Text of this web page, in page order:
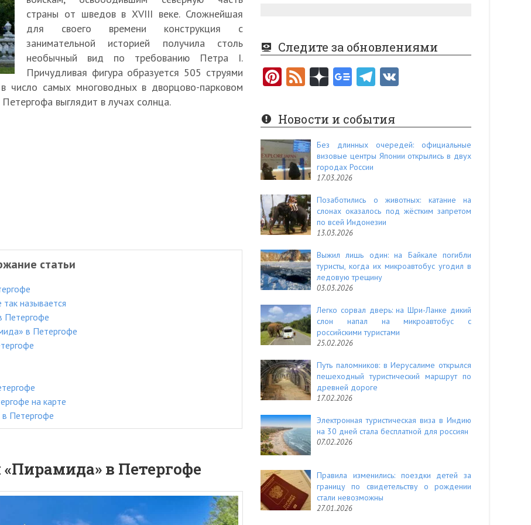
страны от шведов в XVIII веке. Сложнейшая
для своего времени конструкция с
занимательной историей получила столь
необычный вид по требованию Петра I.
Причудливая фигура образуется 505 струями
число самых многоводных в дворцово-парковом
выглядит в лучах солнца.
статьи
называется
Петергофе
в Петергофе
на карте
Петергофе
в Петергофе
Следите за обновлениями
Pi
er
es
t
F
e
d
Новости и события
Без длинных очередей: официальные
визовые центры Японии открылись в двух
городах России
17.03.2026
Позаботились о животных: катание на
слонах оказалось под жёстким запретом
по всей Индонезии
13.03.2026
Выжил лишь один: на Байкале погибли
туристы, когда их микроавтобус угодил в
ледовую трещину
03.03.2026
Легко сорвал дверь: на Шри-Ланке дикий
слон напал на микроавтобус с
российскими туристами
25.02.2026
Путь паломников: в Иерусалиме открылся
пешеходный туристический маршрут по
древней дороге
17.02.2026
Электронная туристическая виза в Индию
на 30 дней стала бесплатной для россиян
07.02.2026
Правила изменились: поездки детей за
границу по свидетельству о рождении
стали невозможны
27.01.2026